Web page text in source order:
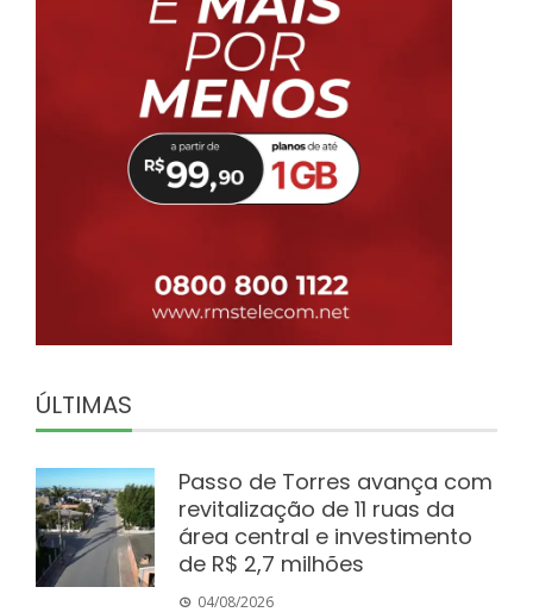
ÚLTIMAS
Passo de Torres avança com
revitalização de 11 ruas da
área central e investimento
de R$ 2,7 milhões
04/08/2026